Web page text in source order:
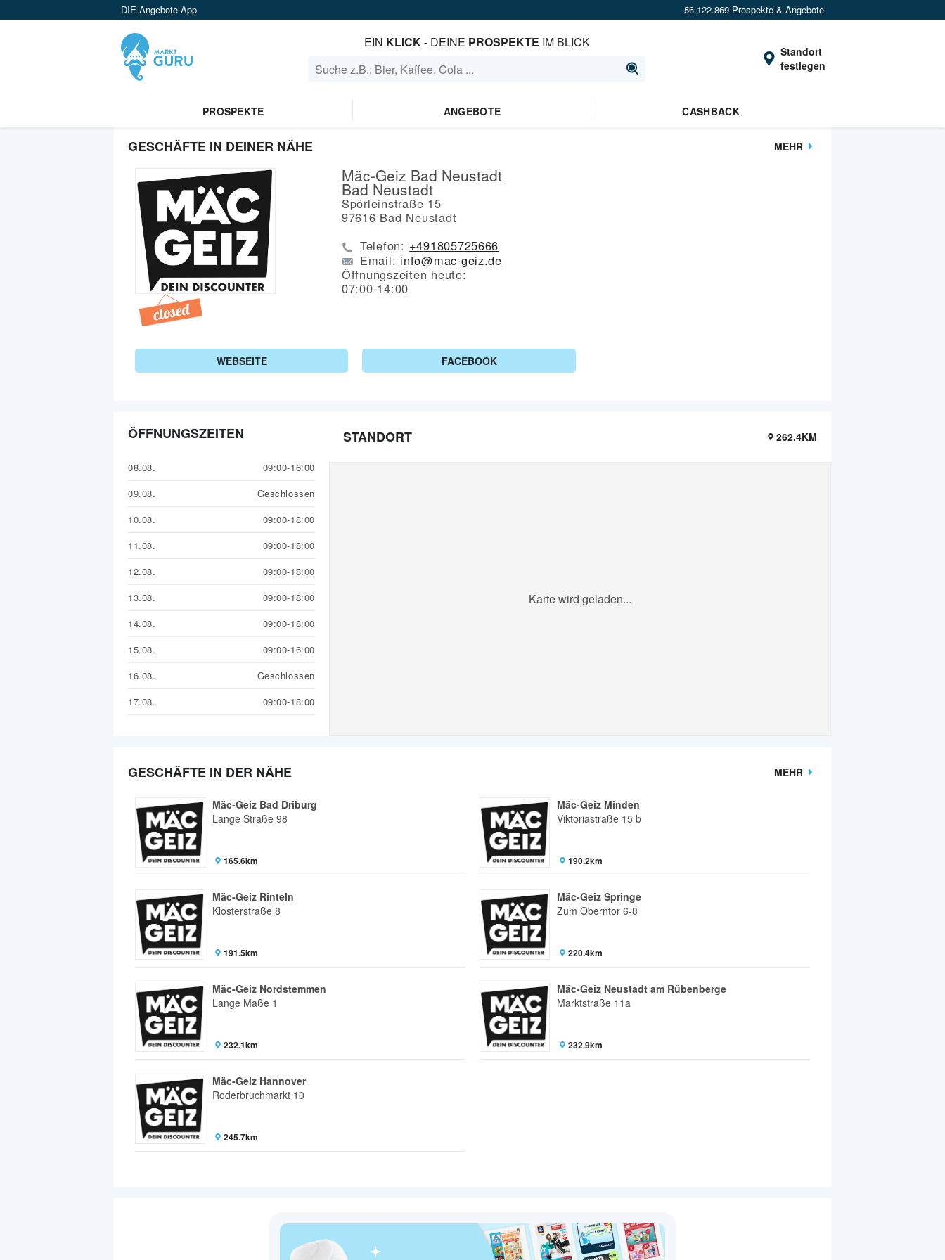
DIE Angebote App 56.122.869 Prospekte & Angebote
EIN KLICK- DEINE PROSPEKTE IM BLICK
Standort
festlegen
PROSPEKTE ANGEBOTE CASHBACK
GESCHÄFTE IN DEINER NÄHE MEHR
Mäc-Geiz Bad Neustadt
Bad Neustadt
Spörleinstraße 15
97616 Bad Neustadt
Telefon: +491805725666
Email: info@mac-geiz.de
Öffnungszeiten heute:
07:00-14:00
WEBSEITE FACEBOOK
ÖFFNUNGSZEITEN
08.08.
09:00-16:00
09.08.
Geschlossen
10.08.
09:00-18:00
11.08.
09:00-18:00
12.08.
09:00-18:00
13.08.
09:00-18:00
14.08.
09:00-18:00
15.08.
09:00-16:00
16.08.
Geschlossen
17.08.
09:00-18:00
STANDORT 262.4KM
Karte wird geladen...
GESCHÄFTE IN DER NÄHE MEHR
Mäc-Geiz Bad Driburg
Lange Straße 98
165.6km
Mäc-Geiz Minden
Viktoriastraße 15 b
190.2km
Mäc-Geiz Rinteln
Klosterstraße 8
191.5km
Mäc-Geiz Springe
Zum Oberntor 6-8
220.4km
Mäc-Geiz Nordstemmen
Lange Maße 1
232.1km
Mäc-Geiz Neustadt am Rübenberge
Marktstraße 11a
232.9km
Mäc-Geiz Hannover
Roderbruchmarkt 10
245.7km